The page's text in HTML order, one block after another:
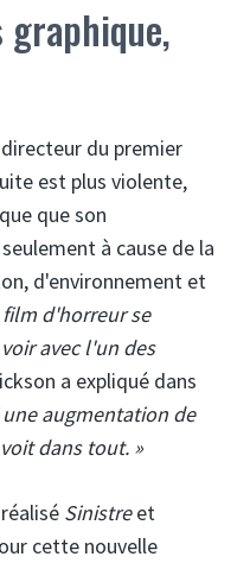
graphique,
du premier
est plus violente,
que son
à cause de la
d'environnement et
film d'horreur se
avec l'un des
a expliqué dans
une augmentation de
dans tout. »
Sinistreet
cette nouvelle